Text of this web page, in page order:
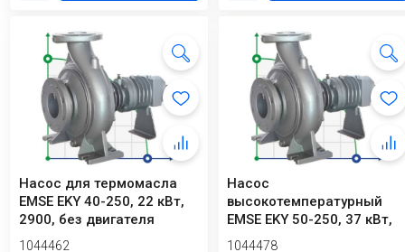
Насос для термомасла
EMSE EKY 40-250, 22 кВт,
2900, без двигателя
1044462
Насос
высокотемпературный
EMSE EKY 50-250, 37 кВт,
2900, без двигателя
1044478